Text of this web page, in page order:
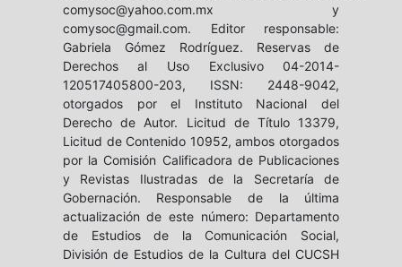
comysoc@yahoo.com.mx y
comysoc@gmail.com. Editor responsable:
Gabriela Gómez Rodríguez. Reservas de
Derechos al Uso Exclusivo 04-2014-
120517405800-203, ISSN: 2448-9042,
otorgados por el Instituto Nacional del
Derecho de Autor. Licitud de Título 13379,
Licitud de Contenido 10952, ambos otorgados
por la Comisión Calificadora de Publicaciones
y Revistas Ilustradas de la Secretaría de
Gobernación. Responsable de la última
actualización de este número: Departamento
de Estudios de la Comunicación Social,
División de Estudios de la Cultura del CUCSH